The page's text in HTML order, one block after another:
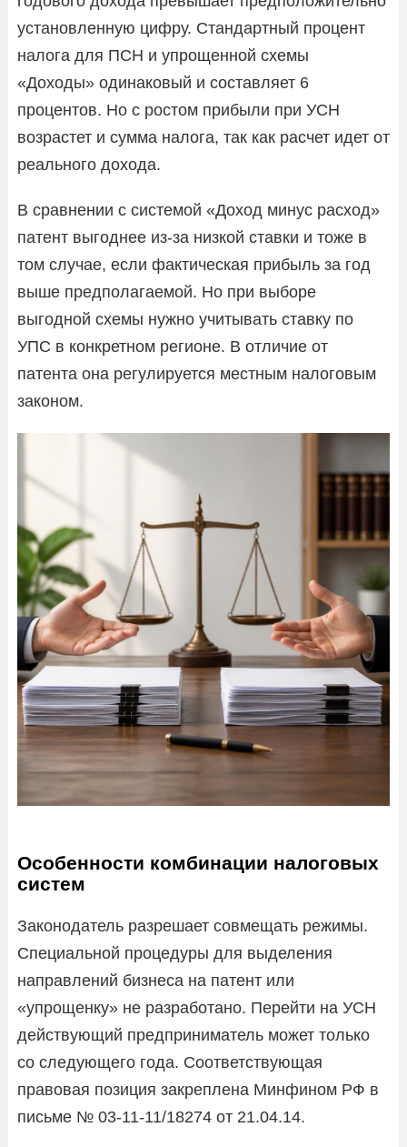
установленную цифру. Стандартный процент
налога для ПСН и упрощенной схемы
«Доходы» одинаковый и составляет 6
процентов. Но с ростом прибыли при УСН
возрастет и сумма налога, так как расчет идет от
реального дохода.
В сравнении с системой «Доход минус расход»
патент выгоднее из-за низкой ставки и тоже в
том случае, если фактическая прибыль за год
выше предполагаемой. Но при выборе
выгодной схемы нужно учитывать ставку по
УПС в конкретном регионе. В отличие от
патента она регулируется местным налоговым
законом.
Особенности комбинации налоговых
систем
Законодатель разрешает совмещать режимы.
Специальной процедуры для выделения
направлений бизнеса на патент или
«упрощенку» не разработано. Перейти на УСН
действующий предприниматель может только
со следующего года. Соответствующая
правовая позиция закреплена Минфином РФ в
письме № 03-11-11/18274 от 21.04.14.